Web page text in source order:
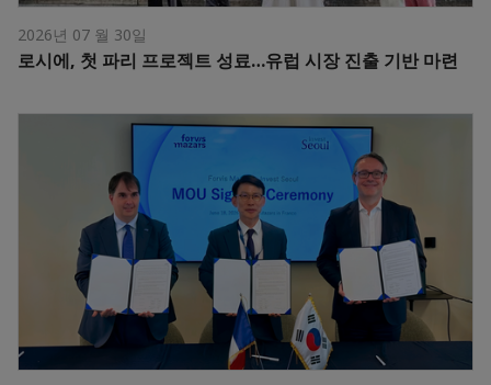
2026년 07 월 30일
로시에, 첫 파리 프로젝트 성료…유럽 시장 진출 기반 마련